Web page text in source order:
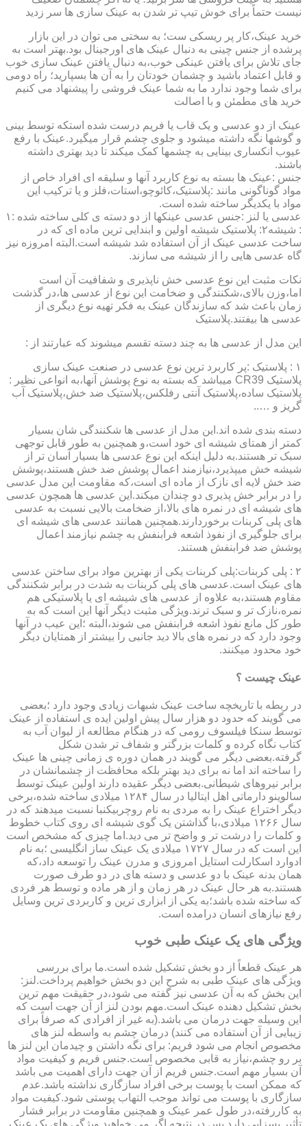
نیست حتماً برای خوش تیپ تر شدن به عینک سازی ها سر زدید
خرید عینک،کار پر ریسکی ست؛ به سختی می توان در این بازار
پرشده از جنس چینی به دنبال عینک های اورجینال بود.بهتر است به
جای تلاش برای یافتن عینکی خوب،به دنبال یافتن عینک سازی خوب
و قابل اعتماد باشید و چشمان خودتان را به آن ها بسپارید؛ راه دومی
برای شما وجود ندارد ما به شما عینک فروشی را پیشنهاد می کنیم
خرید های مطمئن و با اصالت
عینک از دو عدسی و یک قاب یا فریم درست شده استکه توسط بینی
و گوشها نگه داشته میشود و جلوی چشم قرار میگیرد.عینک با رفع
عیوب انکساری بینایی به چشمها کمک میکند تا دید بهتری داشته
باشند.
جنس :عینک ها بسته به نوع کاربرد آنها و سلیقه ای افراد خاص از
مواد گوناگونی مانند :پلاستیک،کائوچو،استات،فلز و یا ترکیب این
مواد با یکدیگر ساخته شده است.
عدسی یا لنز :جنس عدسی عینکها از دو دسته ی کلی ساخته شده :۱
: شیشه۲: پلاستیک شیشه اولین و ابندایی ترین ماده ای که در
ساخت عدسی عینک از آن استفاده شد شیشه است.البته امروزه نیز
گاه عدسی هایی را از شیشه می سازند.
نکات مثبت این نوع عدسی خش ناپذیری و شفافیت آن است
اما،وزن بالای،شکنندگی و ضخامت این نوع از عدسی ها،در گذشت
زمان باعث شد که سازندگان عینک به فکر تهیه نوع دیگری از
عدسی ها بیفتند.پلاستیک
این مدل از عدسی ها به چند دسته تقسم میشوند که عبارتند از :
۱ : پلاستیک :پر کاربرد ترین نوع عدسی در صنعت عینک سازی
پلاستیک CR39 میباشد که بسته به نوع پوشش آنها،به انواعی نظیر :
پلاستیک ساده،پلاستیک آنتی رفلکس،پلاستیک ضد خش،پلاستیک آب
گریز و …..
دسته بندی شده اند.این مدل از عدسی ها شکنندگی شان بسیار
کمتر از همتای شیشه ای خود است،و همچنین به طور قابل توجهی
سبک تر هستند.به دلیل اینکه این نوع عدسی ها بسیار آسان تر از
شیشه خش میپذیرد،نیازمند اعمال پوشش ضد خش هستند،پوشش
ضد خش لایه ای نازک از ماده ای است،که مقاومت این مدل عدسی
را در برابر خش پذیری دو چندان میکند.این عدسی ها همچون عدسی
های شیشه ای در نمره های بالا،از ضخامت بالایی نسبت به عدسی
های پلی کربنات برخوردارند.همچنین همانند عدسی های شیشه ای
برای جلوگیری از نفوذ اشعه فرابنفش به چشم نیازمند اعمال
پوشش ضد فرابنفش هستند.
۲ : پلی کربنات:پلی کربنات یکی از بهترین مواد برای ساختن عدسی
های عینک است.عدسی های پلی کربنات به شدت در برابر شکنندگی
مقاوم هستند،به علاوه از عدسی های شیشه ای یا پلاستیکی هم
نمره،نازک تر و سبک ترند.ویژگی مثبت دیگر آنها این است که به
طور کل مانع نفوذ اشعه فرابنفش می شوند،البته ؛این عیب در آنها
وجود دارد که در نمره های بالا دید جانبی را بیشتر از همتایان دیگر
خود محدود میکنند.
عینک چیست ؟
در ربطه با تاریخچه ساخت عینک شبهات زیادی وجود دارد ؛بعضی
می گویند که حدود دو هزار سال پیش اولین ایده ی استفاده از عینک
توسط سنکا فیلسوف رومی که در هنگام مطالعه از لیوان آب به
کتاب نگاه کرده و کلمات بزرگتر و شفاف تر شدن شکل
گرفته.بعضی دیگر می گویند در همان دوره ی زمانی چینی ها عینک
را ساخته اند اما نه برای دید بهتر بلکه محافظت از چشمانشان در
برابر نیروهای شیطانی.بعضی دیگر عقیده دارند اولین عینک توسط
سالوینو دارماتی اهل ایتالیا در سال ۱۲۸۴ میلادی ساخته شده،برخی
دیگر اختراع عینک را به مردی به نام روچربیکنبا نسبت میدهند که در
سال ۱۲۶۶ میلادی،با گذاشتن یک گوی شیشه ای روی کتاب خطوط
و کلمات را درشت تر و واضح تر می دید.اما چیزی که مشخص است
این است که در سال ۱۷۲۷ میلادی یک عینک ساز انگلیسی ؛به نام
ادوارد اسکارلت استایل امروزی و مدرن عینک را توسعه داد،که
همان بدنه عینک با دو عدسی و دسته های در دو طرف صورت
هستند.به هر حال عینک در هر زمان و از هر ماده و توسط هر فردی
که ساخته شده باشد؛به یکی از ابزاری ترین و کاربردی ترین وسایل
رفع نیازهای انسان درامده است.
ویژگی های یک عینک طبی خوب
هر عینک قطعاً از دو بخش تشکیل شده است.ما برای بررسی
ویژگی های عینک طبی به شرح این دو بخش خواهیم پرداخت.لنز:
این بخش که به آن عدسی نیز گفته می شود،در حقیقت مهم ترین
بخش تشکیل دهنده عینک است.مهم بودن لنز از آن جهت است که
این وسیله جهت درمان می باشد.(به غیر از افرادی که صرفاً برای
زیبایی از آن استفاده می کنند) درمان چشم به واسطه لنز های
مخصوص انجام می شود فریم: برای نگه داشتن و چیدمان این لنز ها
بر رو چشم،نیاز به قابی مخصوص است.جنس فریم و کیفیت مواد
آن بسیار مهم است.جنس فریم از آن جهت دارای اهمیت می باشد
که ممکن است با پوست برخی افراد سازگاری نداشته باشد.عدم
سازگاری با پوست می تواند موجب التهاب پوستی شود.کیفیت مواد
به کاررفته،در طول عمر عینک و همچنین مقاومت در برابر فشار